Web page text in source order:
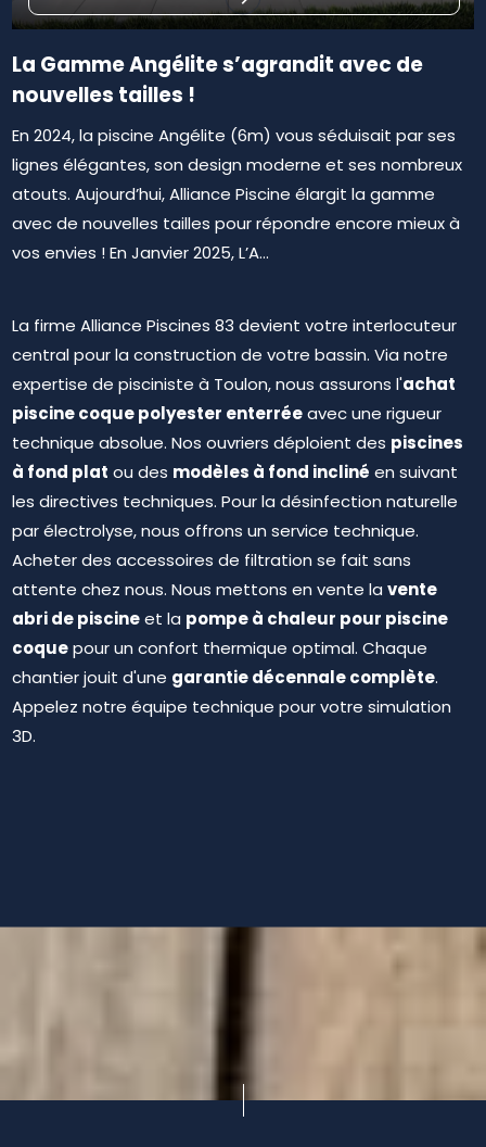
La Gamme Angélite s’agrandit avec de
nouvelles tailles !
En 2024, la piscine Angélite (6m) vous séduisait par ses
lignes élégantes, son design moderne et ses nombreux
atouts. Aujourd’hui, Alliance Piscine élargit la gamme
avec de nouvelles tailles pour répondre encore mieux à
vos envies ! En Janvier 2025, L’A...
La firme Alliance Piscines 83 devient votre interlocuteur
central pour la construction de votre bassin. Via notre
expertise de pisciniste à Toulon, nous assurons l'achat
piscine coque polyester enterréeavec une rigueur
technique absolue. Nos ouvriers déploient des piscines
à fond plat ou des modèles à fond incliné en suivant
les directives techniques. Pour la désinfection naturelle
par électrolyse, nous offrons un service technique.
Acheter des accessoires de filtration se fait sans
attente chez nous. Nous mettons en vente lavente
abri de piscineet la pompe à chaleur pour piscine
coquepour un confort thermique optimal. Chaque
chantier jouit d'une garantie décennale complète.
Appelez notre équipe technique pour votre simulation
3D.